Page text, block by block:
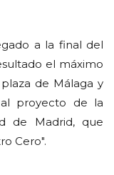
a la final del
el máximo
de Málaga y
proyecto de la
de Madrid, que
Cero".